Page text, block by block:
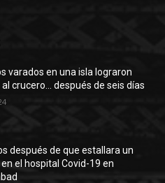
varados en una isla lograron
crucero… después de seis días
después de que estallara un
el hospital Covid-19 en